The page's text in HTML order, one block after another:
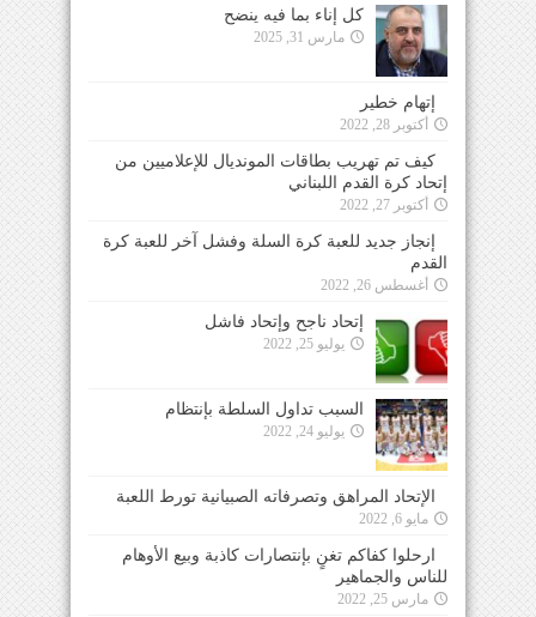
كل إناء بما فيه ينضح
مارس 31, 2025
إتهام خطير
أكتوبر 28, 2022
كيف تم تهريب بطاقات المونديال للإعلاميين من
إتحاد كرة القدم اللبناني
أكتوبر 27, 2022
إنجاز جديد للعبة كرة السلة وفشل آخر للعبة كرة
القدم
أغسطس 26, 2022
إتحاد ناجح وإتحاد فاشل
يوليو 25, 2022
السبب تداول السلطة بإنتظام
يوليو 24, 2022
الإتحاد المراهق وتصرفاته الصبيانية تورط اللعبة
مايو 6, 2022
ارحلوا كفاكم تغنٍ بإنتصارات كاذبة وبيع الأوهام
للناس والجماهير
مارس 25, 2022